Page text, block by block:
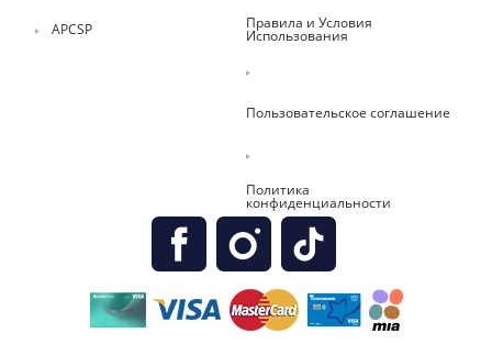
APCSP Правила и Условия
Использования
Пользовательское соглашение
Политика
конфиденциальности